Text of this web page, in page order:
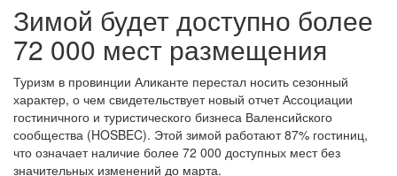
Зимой будет доступно более
72 000 мест размещения
Туризм в провинции Аликанте перестал носить сезонный
характер, о чем свидетельствует новый отчет Ассоциации
гостиничного и туристического бизнеса Валенсийского
сообщества (HOSBEC). Этой зимой работают 87% гостиниц,
что означает наличие более 72 000 доступных мест без
значительных изменений до марта.